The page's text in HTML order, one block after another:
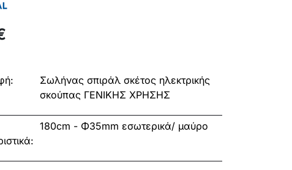
Σωλήνας σπιράλ σκέτος ηλεκτρικής
σκούπας ΓΕΝΙΚΗΣ ΧΡΗΣΗΣ
180cm - Φ35mm εσωτερικά/ μαύρο